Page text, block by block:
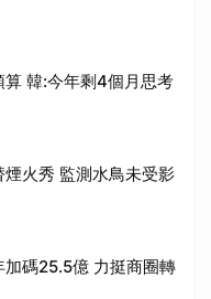
算 韓:今年剩4個月思考
煙火秀 監測水鳥未受影
加碼25.5億 力挺商圈轉